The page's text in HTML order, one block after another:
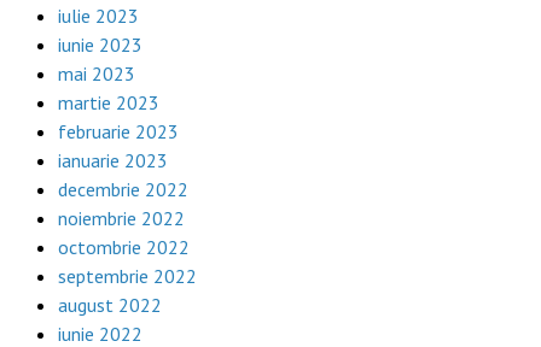
iulie 2023
iunie 2023
mai 2023
martie 2023
februarie 2023
ianuarie 2023
decembrie 2022
noiembrie 2022
octombrie 2022
septembrie 2022
august 2022
iunie 2022